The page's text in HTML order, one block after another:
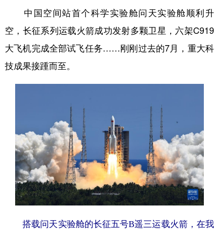
中国空间站首个科学实验舱问天实验舱顺利升
空，长征系列运载火箭成功发射多颗卫星，六架C919
大飞机完成全部试飞任务……刚刚过去的7月，重大科
技成果接踵而至。
搭载问天实验舱的长征五号B遥三运载火箭，在我